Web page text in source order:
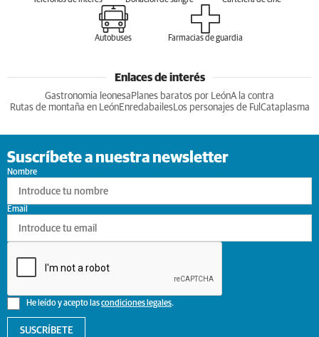
Autobuses Farmacias de guardia
Enlaces de interés
Gastronomia leonesa Planes baratos por LeónA la contra
Rutas de montaña en LeónEnredabailesLos personajes de Ful Cataplasma
Suscríbete a nuestra newsletter
Nombre
He leído y acepto lascondiciones legales.
Email
SUSCRÍBETE